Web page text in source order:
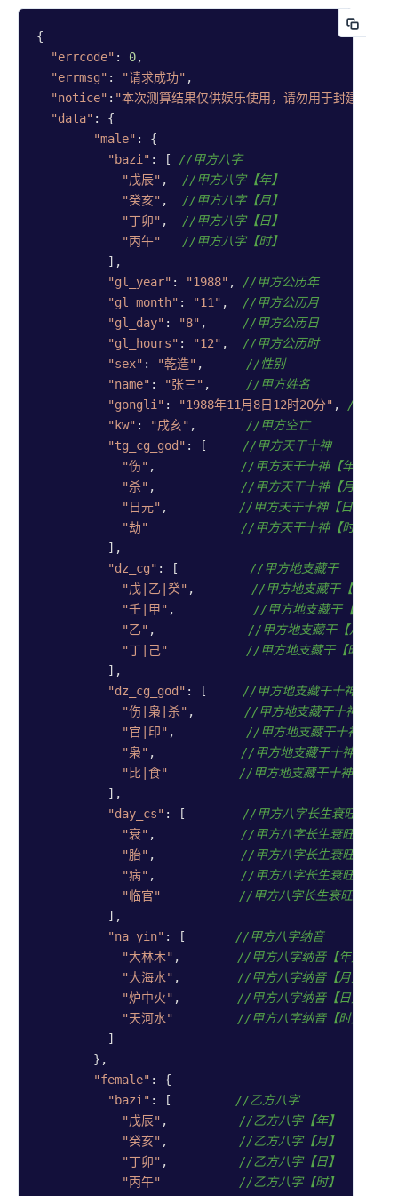
{
"errcode" : 0,
"errmsg" : "请求成功" ,
"notice" : "本次测算结果仅供娱乐使用，请勿用于封建迷信
"data" : {
"male" : {
"bazi" : [ //甲方八字
"戊辰" , //甲方八字【年】
"癸亥" , //甲方八字【月】
"丁卯" , //甲方八字【日】
"丙午"
//甲方八字【时】
          ],
"gl_year" : "1988" , //甲方公历年
"gl_month" : "11" , //甲方公历月
"gl_day" : "8" , //甲方公历日
"gl_hours" : "12" , //甲方公历时
"sex" : "乾造" , //性别
"name" : "张三" , //甲方姓名
"gongli" : "1988年11月8日12时20分" , //甲方公
"kw" : "戌亥" , //甲方空亡
"tg_cg_god" : [ //甲方天干十神
"伤" , //甲方天干十神【年】
"杀" , //甲方天干十神【月】
"日元" , //甲方天干十神【日】
"劫"
//甲方天干十神【时】
          ],
"dz_cg" : [ //甲方地支藏干
"戊|乙|癸" , //甲方地支藏干【年】
"壬|甲" , //甲方地支藏干【月】
"乙" , //甲方地支藏干【月】
"丁|己"
//甲方地支藏干【时】
          ],
"dz_cg_god" : [ //甲方地支藏干十神
"伤|枭|杀" , //甲方地支藏干十神【年】
"官|印" , //甲方地支藏干十神【月】
"枭" , //甲方地支藏干十神【月】
"比|食"
//甲方地支藏干十神【时】
          ],
"day_cs" : [ //甲方八字长生衰旺
"衰" , //甲方八字长生衰旺【年】
"胎" , //甲方八字长生衰旺【月】
"病" , //甲方八字长生衰旺【日】
"临官"
//甲方八字长生衰旺【时】
          ],
"na_yin" : [ //甲方八字纳音
"大林木" , //甲方八字纳音【年】
"大海水" , //甲方八字纳音【月】
"炉中火" , //甲方八字纳音【日】
"天河水"
//甲方八字纳音【时】
          ]
        },
"female" : {
"bazi" : [ //乙方八字
"戊辰" , //乙方八字【年】
"癸亥" , //乙方八字【月】
"丁卯" , //乙方八字【日】
"丙午"
//乙方八字【时】